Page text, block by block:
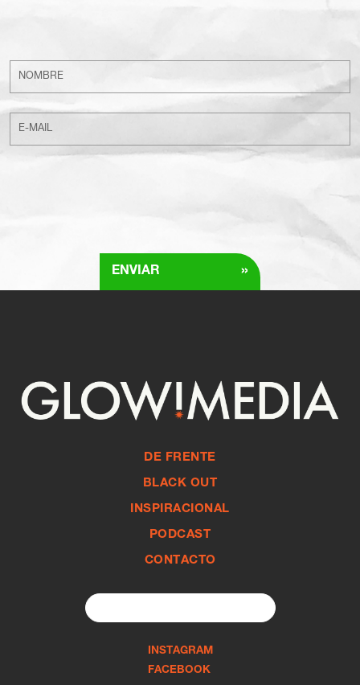
ENVIAR »
DE FRENTE
BLACK OUT
INSPIRACIONAL
PODCAST
CONTACTO
for:
INSTAGRAM
FACEBOOK